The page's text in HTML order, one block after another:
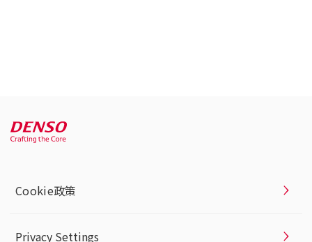
Cookie政策
Privacy Settings